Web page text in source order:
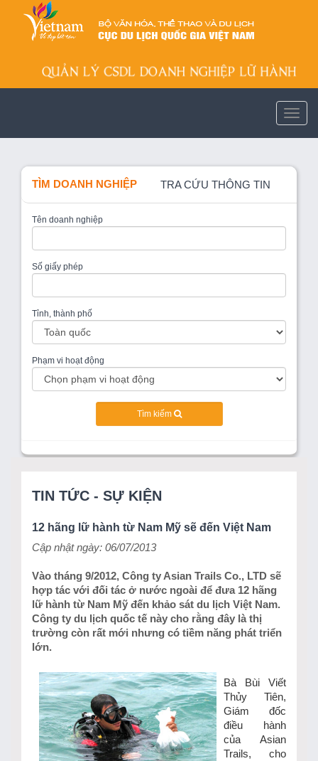
TÌM DOANH NGHIỆP TRA CỨU THÔNG TIN
Tên doanh nghiệp
Số giấy phép
Tỉnh, thành phố
Phạm vi hoạt động
Tìm kiếm
TIN TỨC - SỰ KIỆN
12 hãng lữ hành từ Nam Mỹ sẽ đến Việt Nam
Cập nhật ngày: 06/07/2013
Vào tháng 9/2012, Công ty Asian Trails Co., LTD sẽ
hợp tác với đối tác ở nước ngoài để đưa 12 hãng
lữ hành từ Nam Mỹ đến khảo sát du lịch Việt Nam.
Công ty du lịch quốc tế này cho rằng đây là thị
trường còn rất mới nhưng có tiềm năng phát triển
lớn.
Bà Bùi Viết
Thủy Tiên,
Giám đốc
điều hành
của Asian
Trails, cho